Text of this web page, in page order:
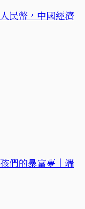
民幣，中國經濟
們的暴富夢｜端